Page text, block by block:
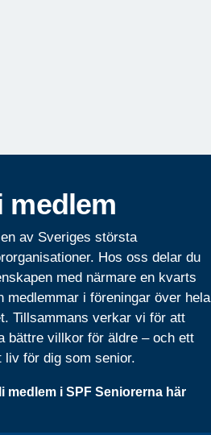
medlem
av Sveriges största
Hos oss delar du
med närmare en kvarts
medlemmar i föreningar över hela
Tillsammans verkar vi för att
bättre villkor för äldre – och ett
liv för dig som senior.
medlem i SPF Seniorerna här